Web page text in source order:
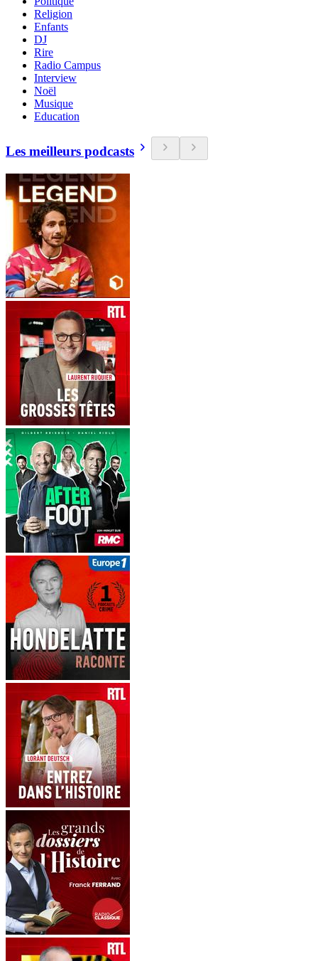
Religion
Enfants
DJ
Rire
Radio Campus
Interview
Noël
Musique
Education
Les meilleurs podcasts